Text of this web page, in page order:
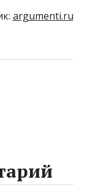
argumenti.ru